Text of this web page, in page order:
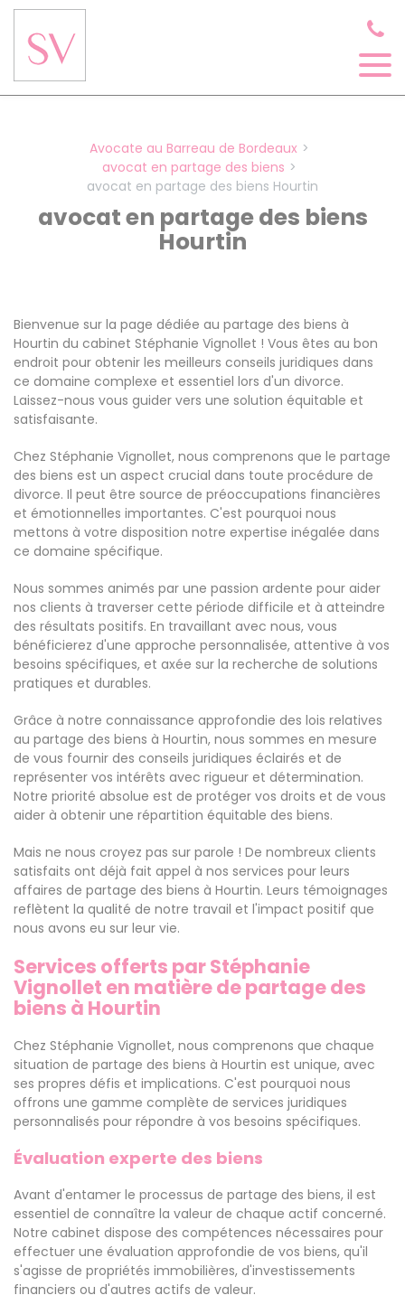
Avocate au Barreau de Bordeaux
avocat en partage des biens
avocat en partage des biens Hourtin
avocat en partage des biens
Hourtin
Bienvenue sur la page dédiée au partage des biens à
Hourtin du cabinet Stéphanie Vignollet ! Vous êtes au bon
endroit pour obtenir les meilleurs conseils juridiques dans
ce domaine complexe et essentiel lors d'un divorce.
Laissez-nous vous guider vers une solution équitable et
satisfaisante.
Chez Stéphanie Vignollet, nous comprenons que le partage
des biens est un aspect crucial dans toute procédure de
divorce. Il peut être source de préoccupations financières
et émotionnelles importantes. C'est pourquoi nous
mettons à votre disposition notre expertise inégalée dans
ce domaine spécifique.
Nous sommes animés par une passion ardente pour aider
nos clients à traverser cette période difficile et à atteindre
des résultats positifs. En travaillant avec nous, vous
bénéficierez d'une approche personnalisée, attentive à vos
besoins spécifiques, et axée sur la recherche de solutions
pratiques et durables.
Grâce à notre connaissance approfondie des lois relatives
au partage des biens à Hourtin, nous sommes en mesure
de vous fournir des conseils juridiques éclairés et de
représenter vos intérêts avec rigueur et détermination.
Notre priorité absolue est de protéger vos droits et de vous
aider à obtenir une répartition équitable des biens.
Mais ne nous croyez pas sur parole ! De nombreux clients
satisfaits ont déjà fait appel à nos services pour leurs
affaires de partage des biens à Hourtin. Leurs témoignages
reflètent la qualité de notre travail et l'impact positif que
nous avons eu sur leur vie.
Services offerts par Stéphanie
Vignollet en matière de partage des
biens à Hourtin
Chez Stéphanie Vignollet, nous comprenons que chaque
situation de partage des biens à Hourtin est unique, avec
ses propres défis et implications. C'est pourquoi nous
offrons une gamme complète de services juridiques
personnalisés pour répondre à vos besoins spécifiques.
Évaluation experte des biens
Avant d'entamer le processus de partage des biens, il est
essentiel de connaître la valeur de chaque actif concerné.
Notre cabinet dispose des compétences nécessaires pour
effectuer une évaluation approfondie de vos biens, qu'il
s'agisse de propriétés immobilières, d'investissements
financiers ou d'autres actifs de valeur.
Panneau de gestion des cookies